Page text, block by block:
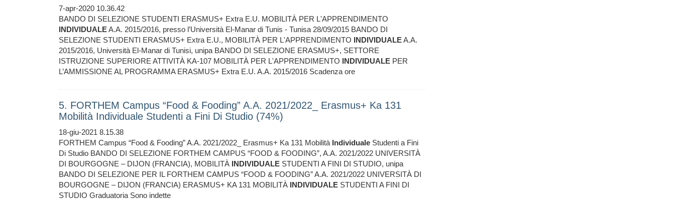
7-apr-2020 10.36.42
BANDO DI SELEZIONE STUDENTI ERASMUS+ Extra E.U. MOBILITÀ PER L'APPRENDIMENTO
INDIVIDUALEA.A. 2015/2016, presso l’Università El-Manar di Tunis - Tunisa 28/09/2015 BANDO DI
SELEZIONE STUDENTI ERASMUS+ Extra E.U., MOBILITÀ PER L'APPRENDIMENTO INDIVIDUALEA.A.
2015/2016, Università El-Manar di Tunisi, unipa BANDO DI SELEZIONE ERASMUS+, SETTORE
ISTRUZIONE SUPERIORE ATTIVITÀ KA-107 MOBILITÀ PER L'APPRENDIMENTO INDIVIDUALE PER
L’AMMISSIONE AL PROGRAMMA ERASMUS+ Extra E.U. A.A. 2015/2016 Scadenza ore
5. FORTHEM Campus “Food & Fooding” A.A. 2021/2022_ Erasmus+ Ka 131
Mobilità Individuale Studenti a Fini Di Studio (74%)
18-giu-2021 8.15.38
FORTHEM Campus “Food & Fooding” A.A. 2021/2022_ Erasmus+ Ka 131 Mobilità Individuale Studenti a Fini
Di Studio BANDO DI SELEZIONE FORTHEM CAMPUS “FOOD & FOODING”, A.A. 2021/2022 UNIVERSITÀ
DI BOURGOGNE – DIJON (FRANCIA), MOBILITÀ INDIVIDUALE STUDENTI A FINI DI STUDIO, unipa
BANDO DI SELEZIONE PER IL FORTHEM CAMPUS “FOOD & FOODING” A.A. 2021/2022 UNIVERSITÀ DI
BOURGOGNE – DIJON (FRANCIA) ERASMUS+ KA 131 MOBILITÀ INDIVIDUALE STUDENTI A FINI DI
STUDIO Graduatoria Sono indette